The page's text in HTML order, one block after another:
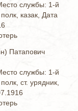
службы: 1-й
казак, Дата
Патапович
службы: 1-й
ст. урядник,